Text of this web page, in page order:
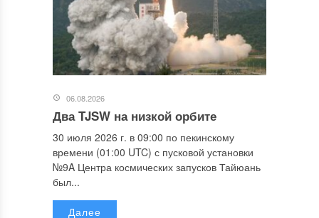
06.08.2026
Два TJSW на низкой орбите
30 июля 2026 г. в 09:00 по пекинскому
времени (01:00 UTC) с пусковой установки
№9A Центра космических запусков Тайюань
был...
Далее